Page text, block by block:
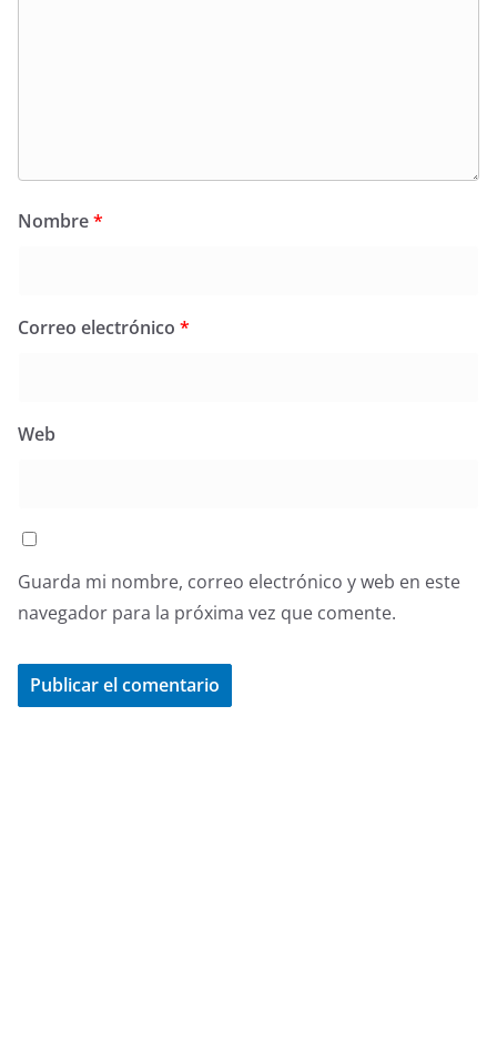
Nombre*
Correo electrónico *
Web
Guarda mi nombre, correo electrónico y web en este
navegador para la próxima vez que comente.